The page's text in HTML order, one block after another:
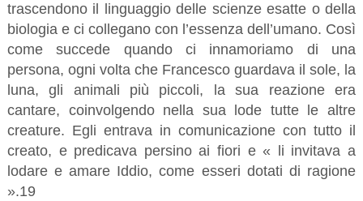
trascendono il linguaggio delle scienze esatte o della
biologia e ci collegano con l’essenza dell’umano. Così
come succede quando ci innamoriamo di una
persona, ogni volta che Francesco guardava il sole, la
luna, gli animali più piccoli, la sua reazione era
cantare, coinvolgendo nella sua lode tutte le altre
creature. Egli entrava in comunicazione con tutto il
creato, e predicava persino ai fiori e « li invitava a
lodare e amare Iddio, come esseri dotati di ragione
».19